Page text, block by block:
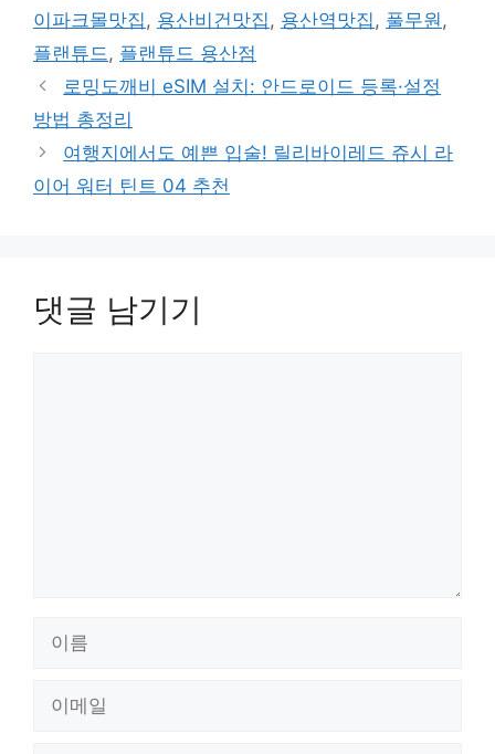
리
그
이파크몰맛집 , 용산비건맛집 , 용산역맛집 , 풀무원 ,
플랜튜드 , 플랜튜드 용산점
로밍도깨비 eSIM 설치: 안드로이드 등록·설정
방법 총정리
여행지에서도 예쁜 입술! 릴리바이레드 쥬시 라
이어 워터 틴트 04 추천
댓글 남기기